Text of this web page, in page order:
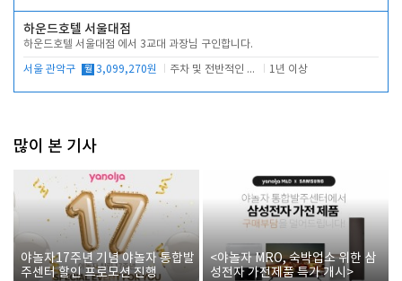
하운드호텔 서울대점
하운드호텔 서울대점 에서 3교대 과장님 구인합니다.
서울 관악구 월 3,099,270원 주차 및 전반적인 당번업무 1년 이상
많이 본 기사
야놀자17주년 기념 야놀자 통합발
주센터 할인 프로모션 진행
<야놀자 MRO, 숙박업소 위한 삼
성전자 가전제품 특가 개시>